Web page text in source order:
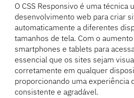
O CSS Responsivo é uma técnica
desenvolvimento web para criar
automaticamente a diferentes
tamanhos de tela. Com o
smartphones e tablets para
essencial que os sites sejam
corretamente em qualquer
proporcionando uma experiência
consistente e agradável.